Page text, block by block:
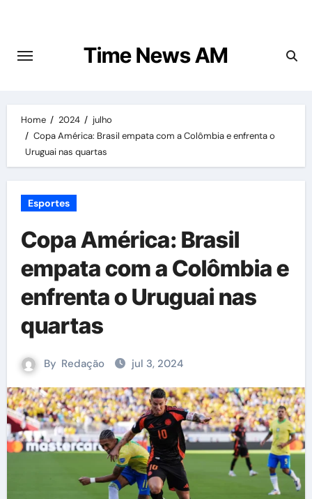
content
Time News AM
Home 2024
julho
Copa América: Brasil empata com a Colômbia e enfrenta o
Uruguai nas quartas
Esportes
Copa América: Brasil
empata com a Colômbia e
enfrenta o Uruguai nas
quartas
By Redação jul 3, 2024